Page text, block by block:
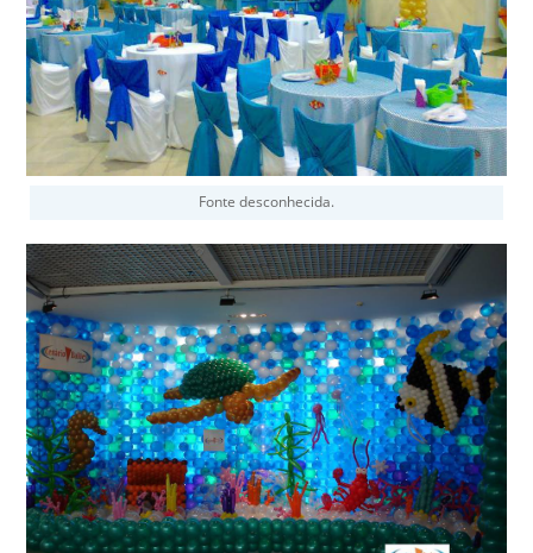
Fonte desconhecida.